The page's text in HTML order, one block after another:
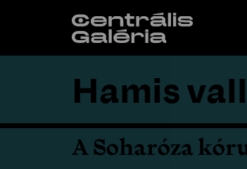
Hamis
A Soharóza